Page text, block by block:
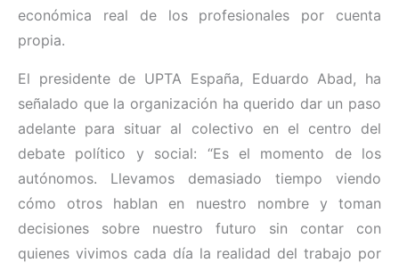
económica real de los profesionales por cuenta
propia.
El presidente de UPTA España, Eduardo Abad, ha
señalado que la organización ha querido dar un paso
adelante para situar al colectivo en el centro del
debate político y social: “Es el momento de los
autónomos. Llevamos demasiado tiempo viendo
cómo otros hablan en nuestro nombre y toman
decisiones sobre nuestro futuro sin contar con
quienes vivimos cada día la realidad del trabajo por